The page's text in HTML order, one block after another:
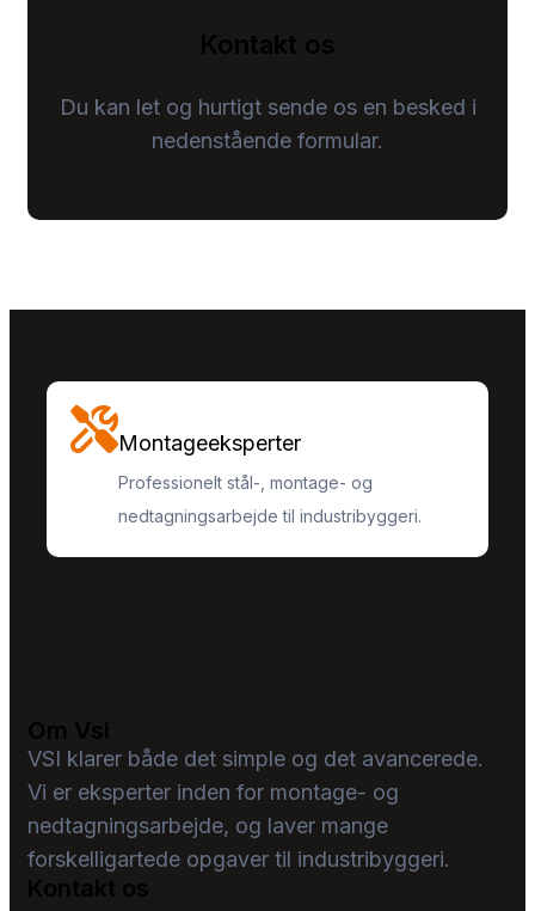
Kontakt os
Du kan let og hurtigt sende os en besked i
nedenstående formular.
Montageeksperter
Professionelt stål-, montage- og
nedtagningsarbejde til industribyggeri.
Om Vsi
VSI klarer både det simple og det avancerede.
Vi er eksperter inden for montage- og
nedtagningsarbejde, og laver mange
forskelligartede opgaver til industribyggeri.
Kontakt os